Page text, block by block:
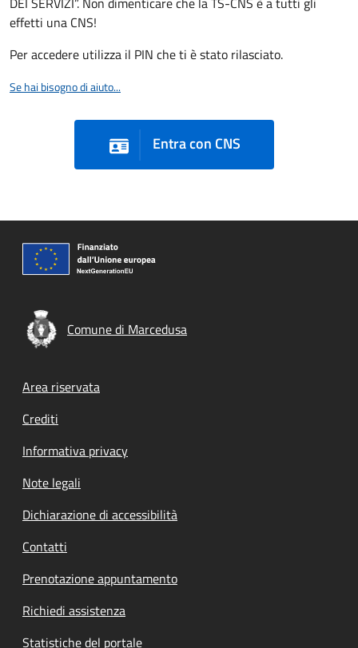
effetti una CNS!
Per accedere utilizza il PIN che ti è stato rilasciato.
Se hai bisogno di aiuto...
Entra con CNS
Comune di Marcedusa
Footer menu
Area riservata
Crediti
Informativa privacy
Note legali
Dichiarazione di accessibilità
Contatti
Prenotazione appuntamento
Richiedi assistenza
Statistiche del portale